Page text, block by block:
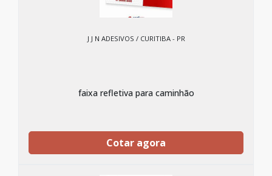
J J N ADESIVOS / CURITIBA - PR
faixa refletiva para caminhão
Cotar agora